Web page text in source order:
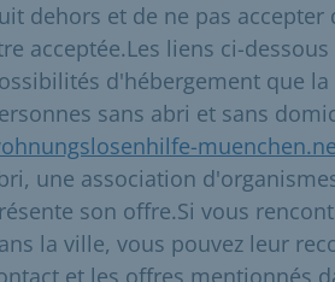
dehors et de ne pas
acceptée.Les liens ci-
d'hébergement que la
sans abri et sans
une association
son offre.Si vous
la ville, vous pouvez leur